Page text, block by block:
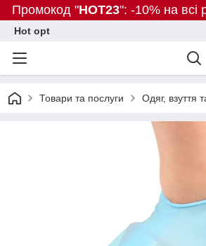
Промокод "HOT23": -10% на всі
Hot opt
Товари та послуги Одяг, взуття